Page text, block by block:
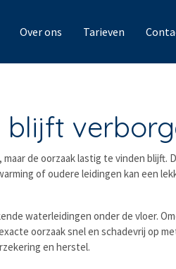
Over ons Tarieven
blijft
de oorzaak lastig te vinden
of oudere leidingen kan een
waterleidingen onder de vloer.
oorzaak snel en schadevrij op
en herstel.